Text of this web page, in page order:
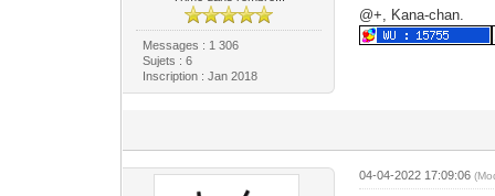
Messages : 1 306
Sujets : 6
Inscription : Jan 2018
@+, Kana-chan.
04-04-2022 17:09:06